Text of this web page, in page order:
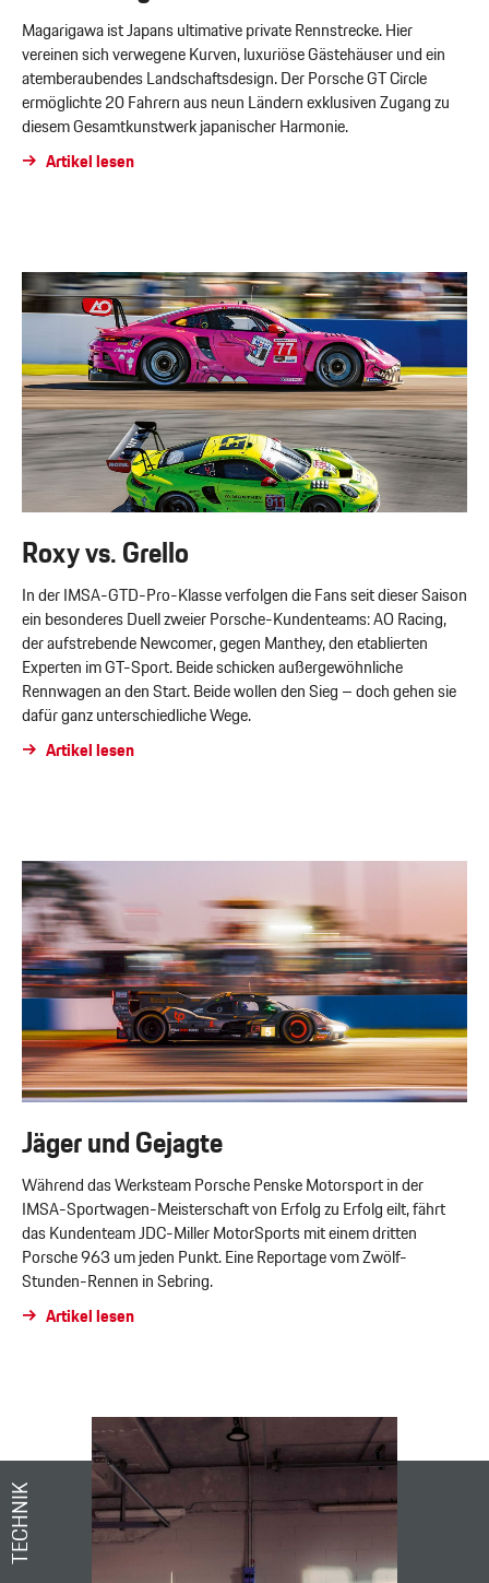
Magarigawa ist Japans ultimative private Rennstrecke. Hier
vereinen sich verwegene Kurven, luxuriöse Gästehäuser und ein
atemberaubendes Landschaftsdesign. Der Porsche GT Circle
ermöglichte 20 Fahrern aus neun Ländern exklusiven Zugang zu
diesem Gesamtkunstwerk japanischer Harmonie.
Artikel lesen
Roxy vs. Grello
In der IMSA-GTD-Pro-Klasse verfolgen die Fans seit dieser Saison
ein besonderes Duell zweier Porsche-Kundenteams: AO Racing,
der aufstrebende Newcomer, gegen Manthey, den etablierten
Experten im GT-Sport. Beide schicken außergewöhnliche
Rennwagen an den Start. Beide wollen den Sieg – doch gehen sie
dafür ganz unterschiedliche Wege.
Artikel lesen
Jäger und Gejagte
Während das Werksteam Porsche Penske Motorsport in der
IMSA-Sportwagen-Meisterschaft von Erfolg zu Erfolg eilt, fährt
das Kundenteam JDC-Miller MotorSports mit einem dritten
Porsche 963 um jeden Punkt. Eine Reportage vom Zwölf-
Stunden-Rennen in Sebring.
Artikel lesen
TECHNIK